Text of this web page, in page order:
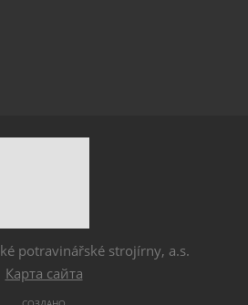
potravinářské strojírny, a.s.
Карта сайта